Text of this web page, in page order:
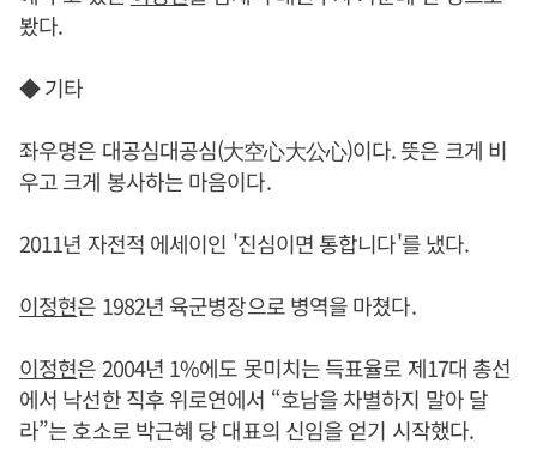
봤다.
◆ 기타
좌우명은 대공심대공심(大空心大公心)이다. 뜻은 크게 비
우고 크게 봉사하는 마음이다.
2011년 자전적 에세이인 '진심이면 통합니다'를 냈다.
이정현은 1982년 육군병장으로 병역을 마쳤다.
이정현은 2004년 1%에도 못미치는 득표율로 제17대 총선
에서 낙선한 직후 위로연에서 “호남을 차별하지 말아 달
라”는 호소로 박근혜 당 대표의 신임을 얻기 시작했다.